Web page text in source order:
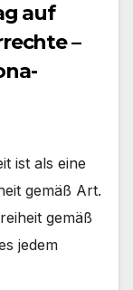
auf
–
ist als eine
gemäß Art.
gemäß
jedem